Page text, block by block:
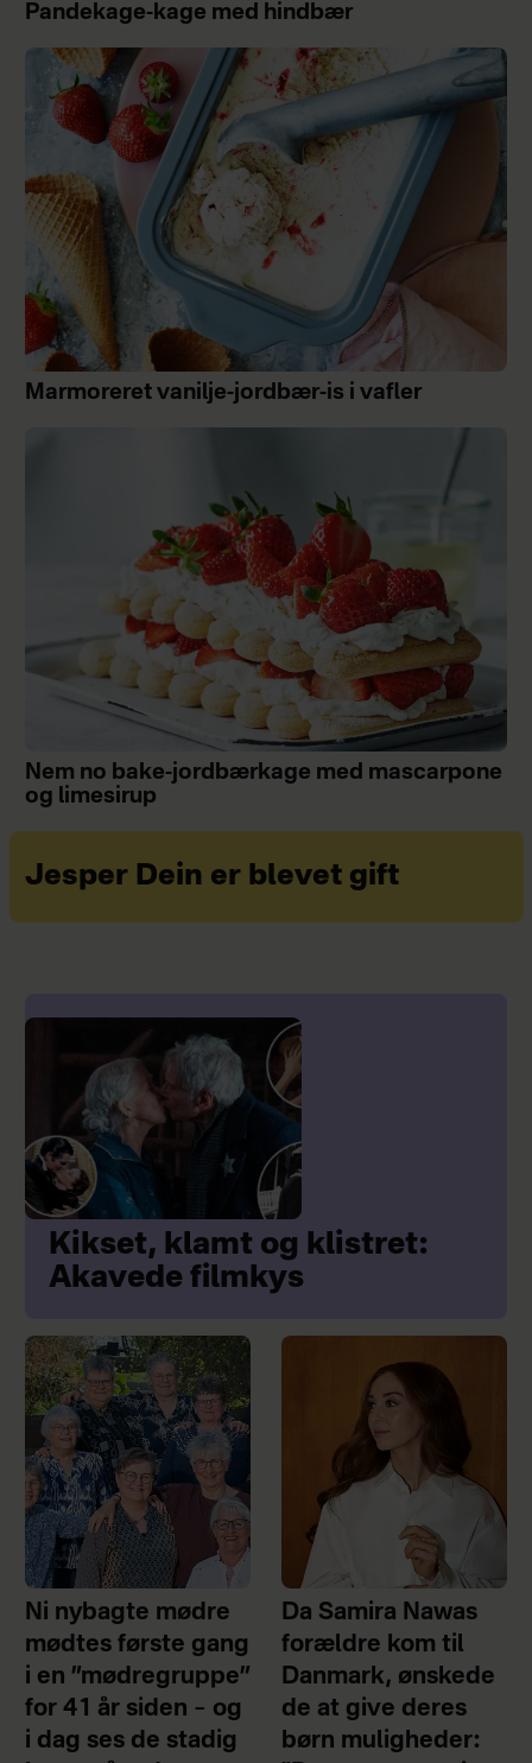
Pandekage-kage med hindbær
Marmoreret vanilje-jordbær-is i vafler
Nem no bake-jordbærkage med mascarpone
og limesirup
Jesper Dein er blevet gift
Kikset, klamt og klistret:
Akavede filmkys
Ni nybagte mødre
mødtes første gang
i en ”mødregruppe”
for 41 år siden – og
i dag ses de stadig
Da Samira Nawas
forældre kom til
Danmark, ønskede
de at give deres
børn muligheder: